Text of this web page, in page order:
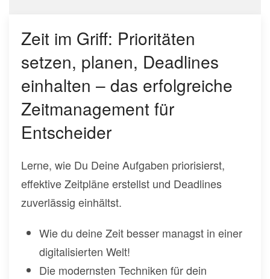
Zeit im Griff: Prioritäten
setzen, planen, Deadlines
einhalten – das erfolgreiche
Zeitmanagement für
Entscheider
Lerne, wie Du Deine Aufgaben priorisierst,
effektive Zeitpläne erstellst und Deadlines
zuverlässig einhältst.
Wie du deine Zeit besser managst in einer
digitalisierten Welt!
Die modernsten Techniken für dein